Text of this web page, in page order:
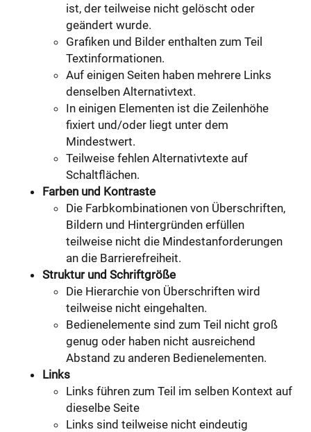
ist, der teilweise nicht gelöscht oder
geändert wurde.
Grafiken und Bilder enthalten zum Teil
Textinformationen.
Auf einigen Seiten haben mehrere Links
denselben Alternativtext.
In einigen Elementen ist die Zeilenhöhe
fixiert und/oder liegt unter dem
Mindestwert.
Teilweise fehlen Alternativtexte auf
Schaltflächen.
Farben und Kontraste
Die Farbkombinationen von Überschriften,
Bildern und Hintergründen erfüllen
teilweise nicht die Mindestanforderungen
an die Barrierefreiheit.
Struktur und Schriftgröße
Die Hierarchie von Überschriften wird
teilweise nicht eingehalten.
Bedienelemente sind zum Teil nicht groß
genug oder haben nicht ausreichend
Abstand zu anderen Bedienelementen.
Links
Links führen zum Teil im selben Kontext auf
dieselbe Seite
Links sind teilweise nicht eindeutig